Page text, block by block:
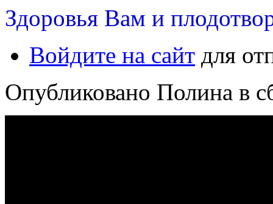
Здоровья Вам и
Войдите на сайт для
Опубликовано Полина в